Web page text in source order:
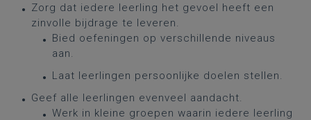
Zorg dat iedere leerling het gevoel heeft een
zinvolle bijdrage te leveren.
Bied oefeningen op verschillende niveaus
aan.
Laat leerlingen persoonlijke doelen stellen.
Geef alle leerlingen evenveel aandacht.
Werk in kleine groepen waarin iedere leerling